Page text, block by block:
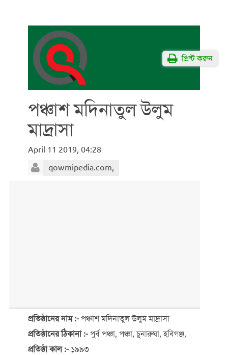
পঞ্চাশ মদিনাতুল উলুম
মাদ্রাসা
April 11 2019, 04:28
qowmipedia.com,
প্রতিষ্ঠানের নাম :- পঞ্চাশ মদিনাতুল উলুম মাদ্রাসা
প্রতিষ্ঠানের ঠিকানা :- পুর্ব পঞ্চা, পঞ্চা, চুনারুঘা, হবিগঞ্জ,
প্রতিষ্ঠা কাল :- ১৯৯৩
প্রিন্ট করুন